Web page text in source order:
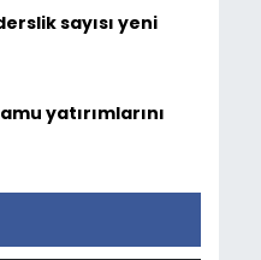
sayısı yeni
yatırımlarını